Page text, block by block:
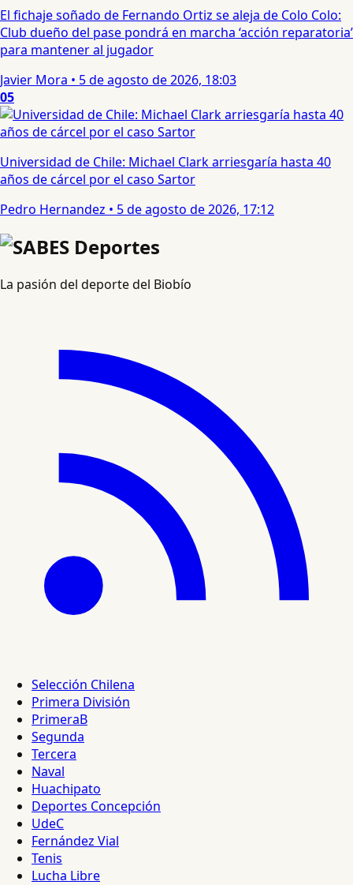
El fichaje soñado de Fernando Ortiz se aleja de Colo Colo:
Club dueño del pase pondrá en marcha ‘acción reparatoria’
para mantener al jugador
Javier Mora • 5 de agosto de 2026, 18:03
05
Universidad de Chile: Michael Clark arriesgaría hasta 40
años de cárcel por el caso Sartor
Pedro Hernandez • 5 de agosto de 2026, 17:12
La pasión del deporte del Biobío
Selección Chilena
Primera División
PrimeraB
Segunda
Tercera
Naval
Huachipato
Deportes Concepción
UdeC
Fernández Vial
Tenis
Lucha Libre